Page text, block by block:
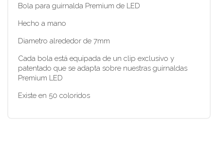
Bola para guirnalda Premium de LED
Hecho a mano
Diametro alrededor de 7mm
Cada bola está equipada de un clip exclusivo y
patentado que se adapta sobre nuestras guirnaldas
Premium LED
Existe en 50 coloridos